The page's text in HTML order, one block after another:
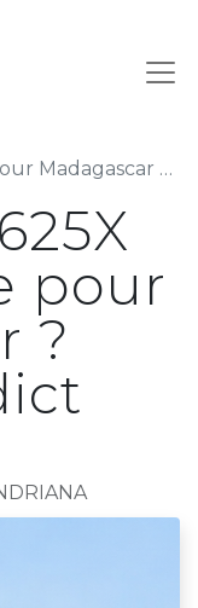
? Voici le verdict
pour
?